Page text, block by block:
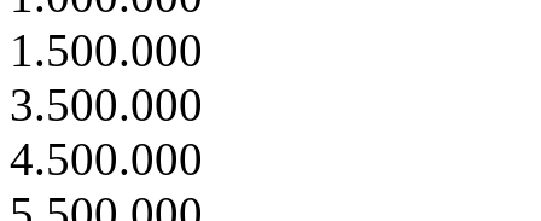
1.500.000
3.500.000
4.500.000